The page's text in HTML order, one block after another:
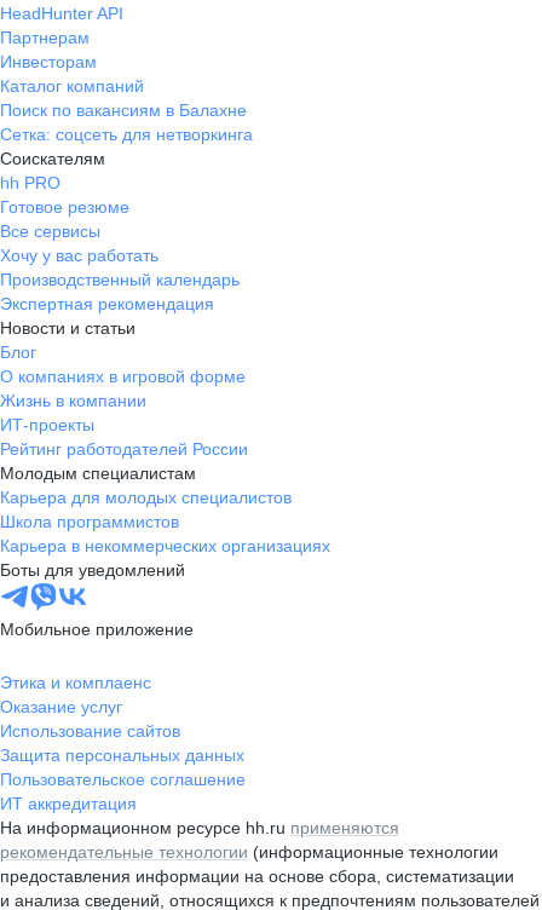
HeadHunter API
Партнерам
Инвесторам
Каталог компаний
Поиск по вакансиям в Балахне
Сетка: соцсеть для нетворкинга
Соискателям
hh PRO
Готовое резюме
Все сервисы
Хочу у вас работать
Производственный календарь
Экспертная рекомендация
Новости и статьи
Блог
О компаниях в игровой форме
Жизнь в компании
ИТ-проекты
Рейтинг работодателей России
Молодым специалистам
Карьера для молодых специалистов
Школа программистов
Карьера в некоммерческих организациях
Боты для уведомлений
Мобильное приложение
Этика и комплаенс
Оказание услуг
Использование сайтов
Защита персональных данных
Пользовательское соглашение
ИТ аккредитация
На информационном ресурсе hh.ru применяются
рекомендательные технологии (информационные технологии
предоставления информации на основе сбора, систематизации
и анализа сведений, относящихся к предпочтениям пользователей